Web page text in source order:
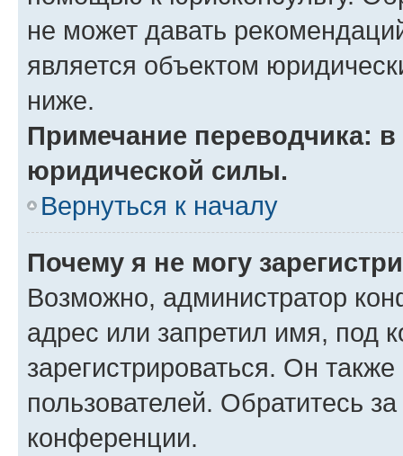
не может давать
является объектом
ниже.
Примечание переводчика:
юридической силы.
Вернуться к началу
Почему я не могу
Возможно, администратор
адрес или запретил имя, под
зарегистрироваться. Он
пользователей. Обратитесь
конференции.